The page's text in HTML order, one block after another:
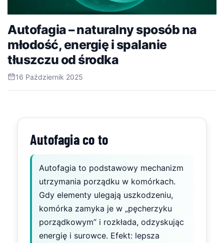
Autofagia – naturalny sposób na
młodość, energię i spalanie
tłuszczu od środka
16 Październik 2025
Autofagia co to
Autofagia to podstawowy mechanizm
utrzymania porządku w komórkach.
Gdy elementy ulegają uszkodzeniu,
komórka zamyka je w „pęcherzyku
porządkowym” i rozkłada, odzyskując
energię i surowce. Efekt: lepsza